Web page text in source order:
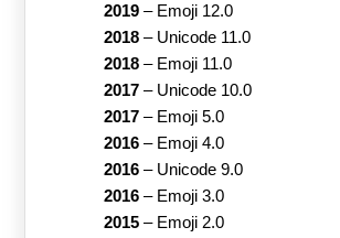
2019– Emoji 12.0
2018– Unicode 11.0
2018– Emoji 11.0
2017– Unicode 10.0
2017– Emoji 5.0
2016– Emoji 4.0
2016– Unicode 9.0
2016– Emoji 3.0
2015– Emoji 2.0